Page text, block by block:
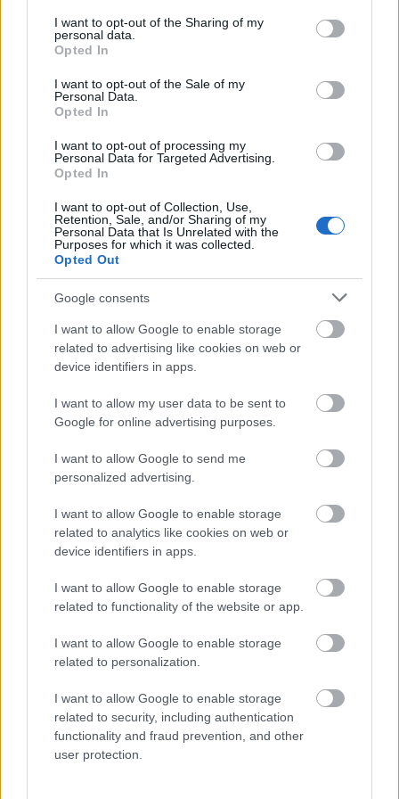
not limited to your visit or usage behaviour. You may click to
grant or deny consent to Google and its third-party tags to
use your data for below specified purposes in below Google
consent section.
I want to opt-out of the Sharing of my
personal data.
Opted In
I want to opt-out of the Sale of my
Personal Data.
Opted In
I want to opt-out of processing my
Personal Data for Targeted Advertising.
Opted In
I want to opt-out of Collection, Use,
Retention, Sale, and/or Sharing of my
Personal Data that Is Unrelated with the
Purposes for which it was collected.
Opted Out
Google consents
I want to allow Google to enable storage
related to advertising like cookies on web or
device identifiers in apps.
I want to allow my user data to be sent to
Google for online advertising purposes.
I want to allow Google to send me
personalized advertising.
I want to allow Google to enable storage
related to analytics like cookies on web or
device identifiers in apps.
I want to allow Google to enable storage
related to functionality of the website or app.
I want to allow Google to enable storage
related to personalization.
I want to allow Google to enable storage
related to security, including authentication
functionality and fraud prevention, and other
user protection.
Színházban. Budapesten ennek az Ábrahám-
operettnek volt a legnagyobb sikere, megelőzve a
rózsája című operettjeit. A Viktóriát még a
bemutatás évében színre vitték Bécsben is, ahol
Ábrahám Pál korábban csak filmzenék és dzsessz-
slágerek szerzőjeként volt ismert. Az operettet
Victoria und ihr Husar címmel játszották, és olyan
sikere volt, hogy egyfolytában 105 előadást ért meg,
és később is felújították.
A szerzők
Ábrahám Pál, a két világháború közötti időszak
operettkomponistája Apatinban született 1892.
november 2-án. A jómódú család gondot fordított a
gyermek taníttatására: négyéves korában kezdett el
zongorázni, akkora sikerrel, hogy nyolcéves korában
már misét kísért az apatini katolikus templomban.
engedéllyel felvették a Zeneakadémiára, ahol
zeneszerzést tanult. 1915. október 22-én a
hangversenyen szólaltatták meg diplomamunkájául
írt vonósnégyesét, fél év múlva már az Operaházban
mutatták be Ábrahám háromtételes
Időközben apja nyomására elvégezte a
Kereskedelmi Akadémiát is: tőzsdebizományos és
banktisztviselő volt egészen 1828-ig. Esténként
színházba járt, s elbűvölte az új zenei irányzat, a
dzsessz. Akkoriban Pesten számtalan tánczenekar
alakult, és előszeretettel játszottak melodikus,
vidám dzsesszt. Egy ilyen zenekar élén esténként
Ábrahám Pál gyakorta vezényelt fehér frakkban és
fehér kesztyűvel.